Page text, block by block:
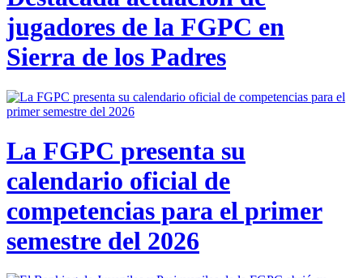
jugadores de la FGPC en
Sierra de los Padres
La FGPC presenta su
calendario oficial de
competencias para el primer
semestre del 2026